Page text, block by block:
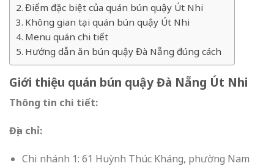
Điểm đặc biệt của quán bún quậy Út Nhi
Không gian tại quán bún quậy Út Nhi
Menu quán chi tiết
Hướng dẫn ăn bún quậy Đà Nẵng đúng cách
Giới thiệu quán bún quậy Đà Nẵng Út Nhi
Thông tin chi tiết:
Địa chỉ:
Chi nhánh 1: 61 Huỳnh Thúc Kháng, phường Nam